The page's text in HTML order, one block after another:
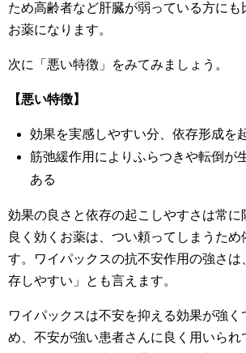
ため高齢者など肝臓が弱っている方にも
お薬になります。
次に「悪い特徴」をみてみましょう。
【悪い特徴】
効果を実感しやすい分、依存形成を
筋弛緩作用によりふらつきや転倒が
ある
効果の良さと依存の起こしやすさは常に
良く効くお薬は、つい頼ってしまうた
す。ワイパックスの抗不安作用の強さは
存しやすい」とも言えます。
ワイパックスは不安を抑える効果が強く
め、不安が強い患者さんに良く用いられ